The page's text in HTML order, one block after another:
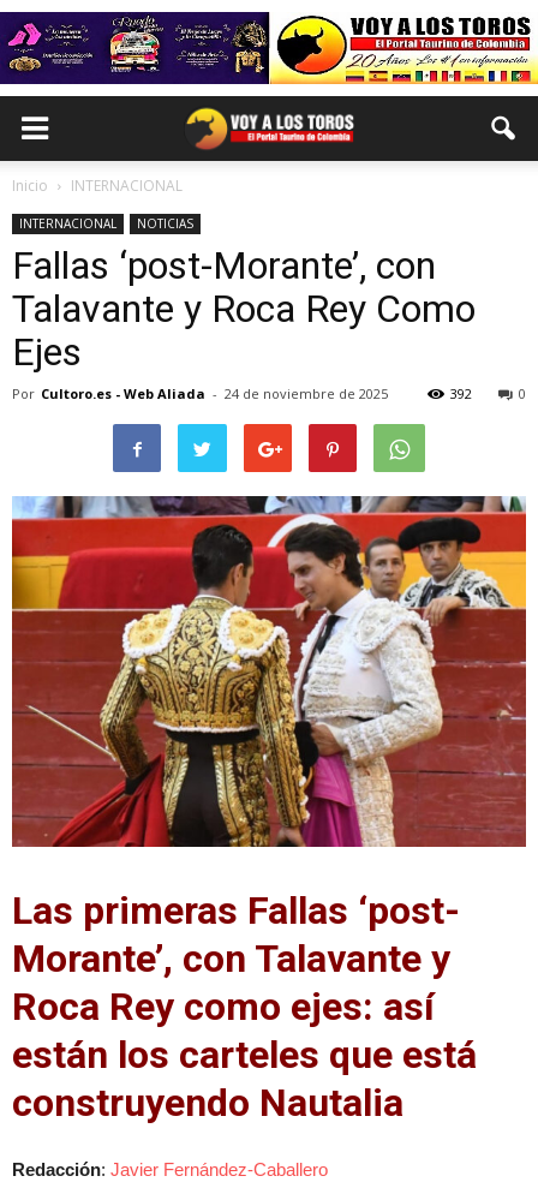
Inicio INTERNACIONAL
INTERNACIONAL NOTICIAS
Fallas ‘post-Morante’, con
Talavante y Roca Rey Como
Ejes
Por Cultoro.es - Web Aliada - 24 de noviembre de 2025 0
392
Las primeras Fallas ‘post-
Morante’, con Talavante y
Roca Rey como ejes: así
están los carteles que está
construyendo Nautalia
Redacción: Javier Fernández-Caballero